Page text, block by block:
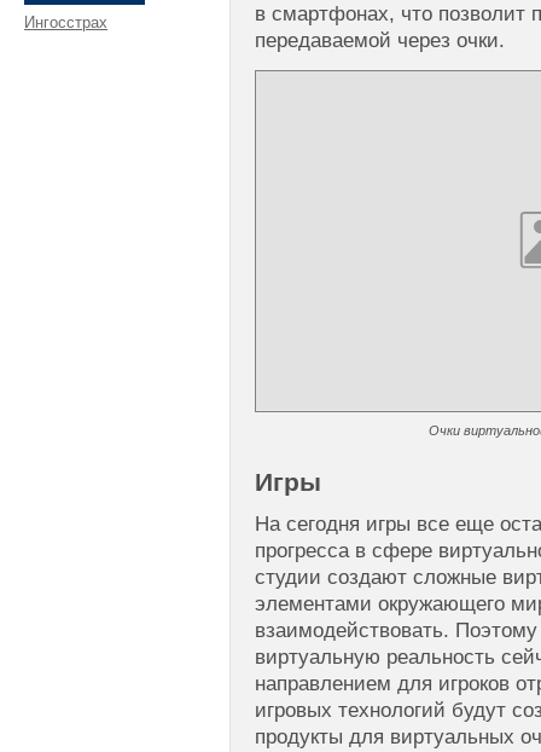
Ингосстрах
в смартфонах, что позволит
передаваемой через очки.
Очки
Игры
На сегодня игры все еще
прогресса в сфере
студии создают сложные
элементами окружающего
взаимодействовать. Поэтому
виртуальную реальность
направлением для игроков
игровых технологий будут
продукты для виртуальных